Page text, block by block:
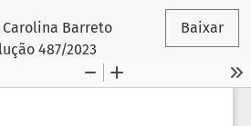
do Artigo
Barreto
487/2023
Baixar